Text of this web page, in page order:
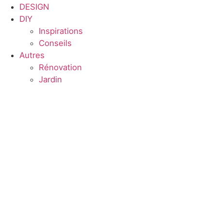
DESIGN
DIY
Inspirations
Conseils
Autres
Rénovation
Jardin